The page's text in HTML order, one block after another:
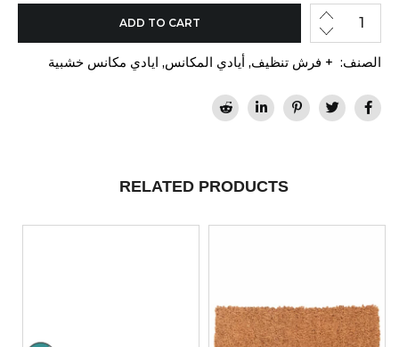
ADD TO CART
الصنف: + فرش تنظيف, أيادي المكانس, ايادي مكانس خشبية
RELATED PRODUCTS